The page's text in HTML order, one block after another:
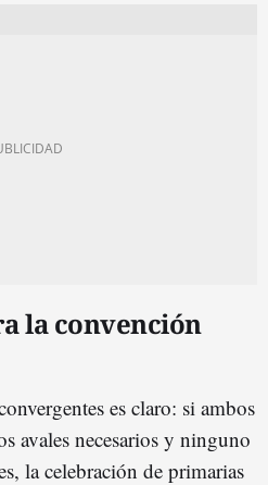
la convención
es claro: si ambos
avales necesarios y ninguno
la celebración de primarias